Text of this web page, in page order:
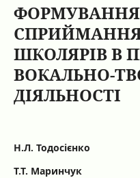
ШКОЛЯРІВ В
ВОКАЛЬНО-
ДІЯЛЬНОСТІ
Н.Л. Тодосієнко
Т.Т. Маринчук